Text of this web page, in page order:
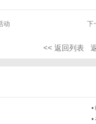
动 下
<< 返回列表
•
•